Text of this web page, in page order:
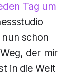
Tag um
schon
der mir
in die Welt